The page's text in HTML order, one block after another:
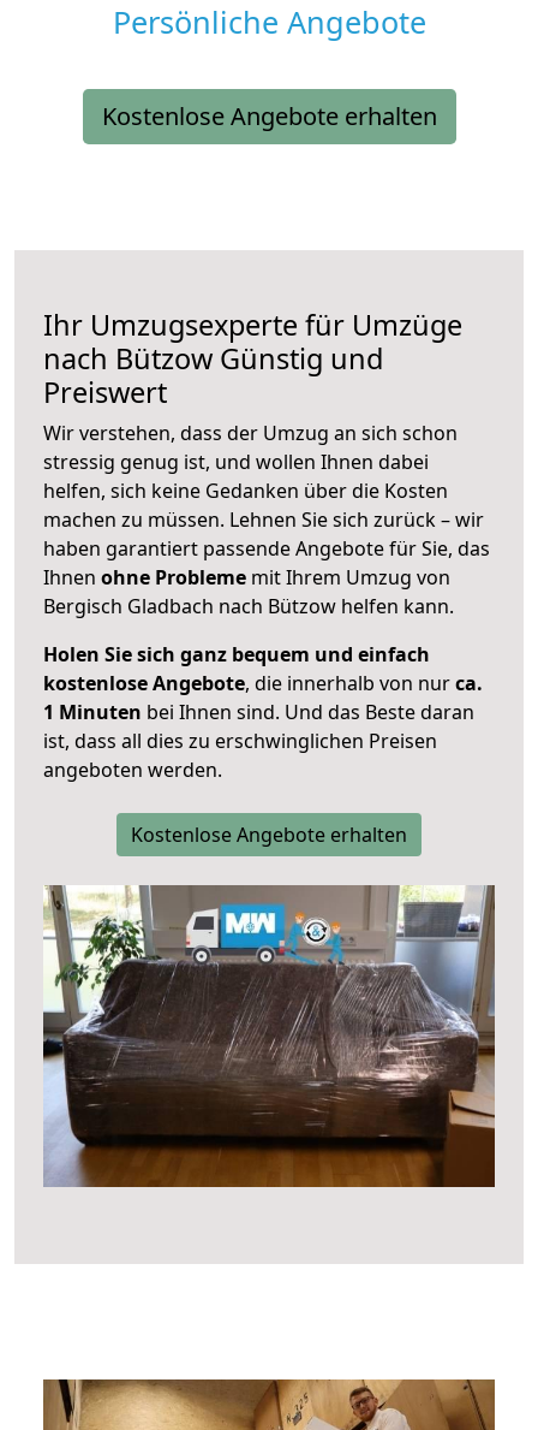
Persönliche Angebote
Kostenlose Angebote erhalten
Ihr Umzugsexperte für Umzüge
nach Bützow Günstig und
Preiswert
Wir verstehen, dass der Umzug an sich schon
stressig genug ist, und wollen Ihnen dabei
helfen, sich keine Gedanken über die Kosten
machen zu müssen. Lehnen Sie sich zurück – wir
haben garantiert passende Angebote für Sie, das
Ihnen ohne Probleme mit Ihrem Umzug von
Bergisch Gladbach nach Bützow helfen kann.
Holen Sie sich ganz bequem und einfach
kostenlose Angebote, die innerhalb von nurca.
1 Minuten bei Ihnen sind. Und das Beste daran
ist, dass all dies zu erschwinglichen Preisen
angeboten werden.
Kostenlose Angebote erhalten